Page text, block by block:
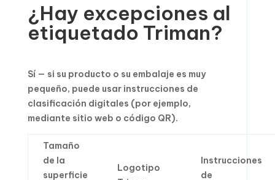
¿Hay excepciones al
etiquetado Triman?
Sí — si su producto o su embalaje es muy
pequeño, puede usar instrucciones de
clasificación digitales (por ejemplo,
mediante sitio web o código QR).
Tamaño
de la
superficie
Logotipo
Instrucciones
de